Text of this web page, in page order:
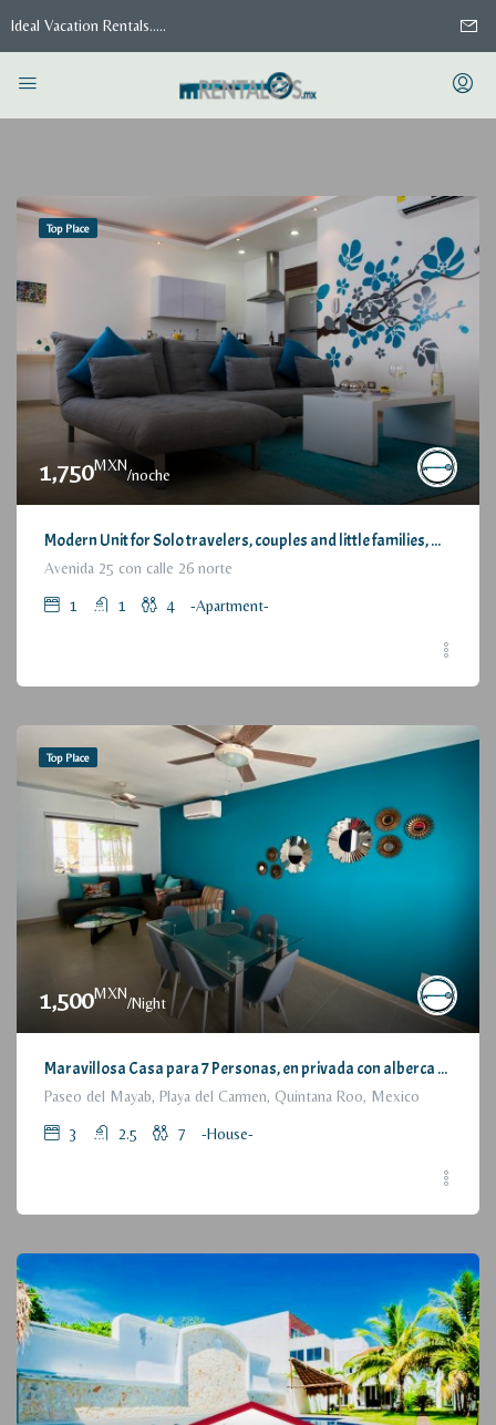
Ideal Vacation Rentals.....
Top Place
1,750MXN
/noche
Modern Unit for Solo travelers, couples and little families, with Great Location / Moderno Departamento para viajeros individuales, parejas o pequeñas familias, con estupenda ubicación
Avenida 25 con calle 26 norte
1 1 4 -Apartment-
Top Place
1,500MXN
/Night
Maravillosa Casa para 7 Personas, en privada con alberca / Wonderful House for 7 People, residential with pool and parking
Paseo del Mayab, Playa del Carmen, Quintana Roo, Mexico
3 2.5 7 -House-